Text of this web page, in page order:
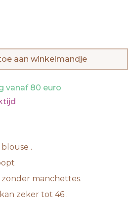
aan winkelmandje
vanaf 80 euro
.
manchettes.
zeker tot 46 .